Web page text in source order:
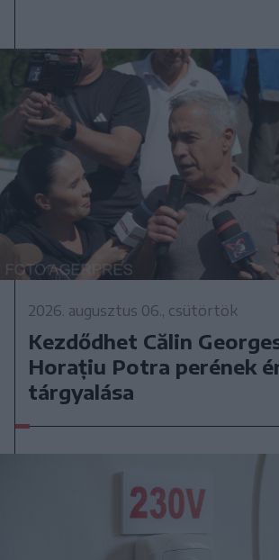
2026. augusztus 06., csütörtök
Kezdődhet Călin
Horațiu Potra perének
tárgyalása